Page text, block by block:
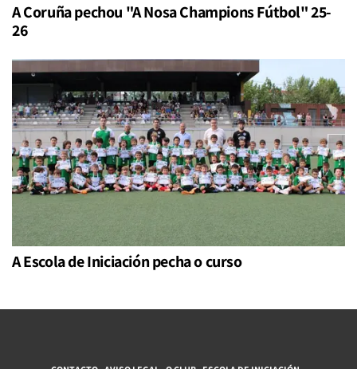
A Coruña pechou "A Nosa Champions Fútbol" 25-
26
A Escola de Iniciación pecha o curso